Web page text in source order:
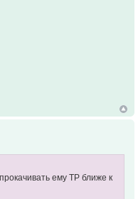
ему ТР ближе к